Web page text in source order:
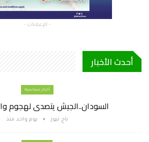
- الإعلانات -
أحدث الأخبار
أخبار سياسية
السودان..الجيش يتصدى لهجوم
باج نيوز يوم واحد منذ